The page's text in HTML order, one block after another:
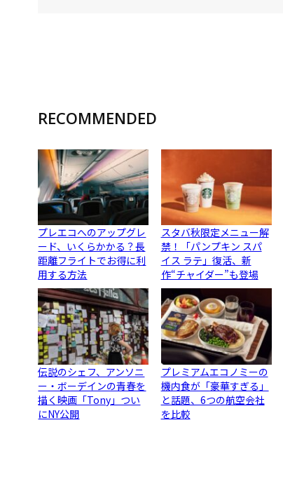
RECOMMENDED
プレエコへのアップグレ
ード、いくらかかる？長
距離フライトでお得に利
用する方法
スタバ秋限定メニュー解
禁！「パンプキン スパ
イス ラテ」復活、新
作“チャイダー”も登場
伝説のシェフ、アンソニ
ー・ボーデインの青春を
描く映画「Tony」つい
にNY公開
プレミアムエコノミーの
機内食が「豪華すぎる」
と話題、6つの航空会社
を比較